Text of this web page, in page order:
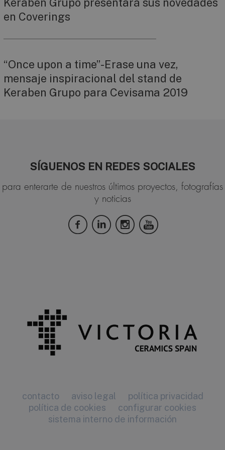
Keraben Grupo presentará sus novedades
en Coverings
“Once upon a time”-Erase una vez,
mensaje inspiracional del stand de
Keraben Grupo para Cevisama 2019
SÍGUENOS EN REDES SOCIALES
para enterarte de nuestros últimos proyectos, fotografías
y noticias
contacto aviso legal
política privacidad
política de cookies
configurar cookies
sistema interno de información